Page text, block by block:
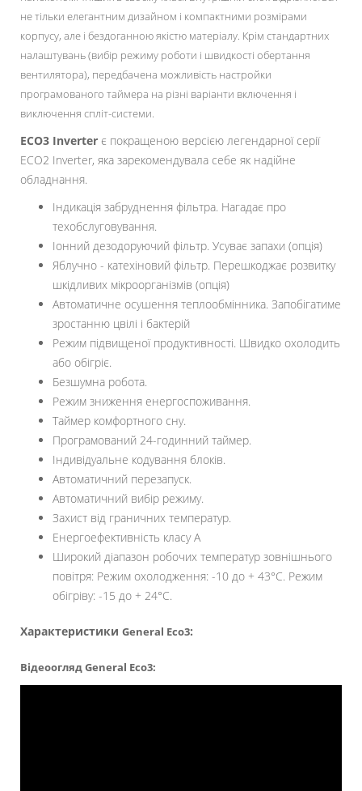
не тільки елегантним дизайном і компактними розмірами
корпусу, але і бездоганною якістю матеріалу. Крім стандартних
налаштувань (вибір режиму роботи і швидкості обертання
вентилятора), передбачена можливість настройки
програмованого таймера на різні варіанти включення і
виключення спліт-системи.
ECO3 Inverter є покращеною версією легендарної серії
ECO2 Inverter, яка зарекомендувала себе як надійне
обладнання.
Індикація забруднення фільтра. Нагадає про
техобслуговування.
Іонний дезодоруючий фільтр. Усуває запахи (опція)
Яблучно - катехіновий фільтр. Перешкоджає розвитку
шкідливих мікроорганізмів (опція)
Автоматичне осушення теплообмінника. Запобігатиме
зростанню цвілі і бактерій
Режим підвищеної продуктивності. Швидко охолодить
або обігріє.
Безшумна робота.
Режим зниження енергоспоживання.
Таймер комфортного сну.
Програмований 24-годинний таймер.
Індивідуальне кодування блоків.
Автоматичний перезапуск.
Автоматичний вибір режиму.
Захист від граничних температур.
Енергоефективність класу А
Широкий діапазон робочих температур зовнішнього
повітря: Режим охолодження: -10 до + 43°С. Режим
обігріву: -15 до + 24°С.
Характеристики General Eco3:
Відеоогляд General Eco3: